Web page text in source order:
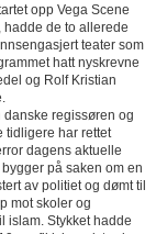
opp Vega Scene
de to allerede
teater som
hatt nyskrevne
og Rolf Kristian
regissøren og
tidligere har rettet
dagens aktuelle
på saken om en
av politiet og dømt til
mot skoler og
islam. Stykket hadde